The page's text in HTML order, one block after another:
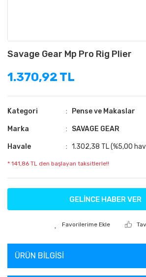
Savage Gear Mp Pro Rig Plier
1.370,92 TL
Kategori Pense ve Makaslar
Marka SAVAGE GEAR
Havale 1.302,38 TL (%5,00
* 141,86 TL den başlayan taksitlerle!!
GELİNCE HABER VER
ÜRÜN BILGISI